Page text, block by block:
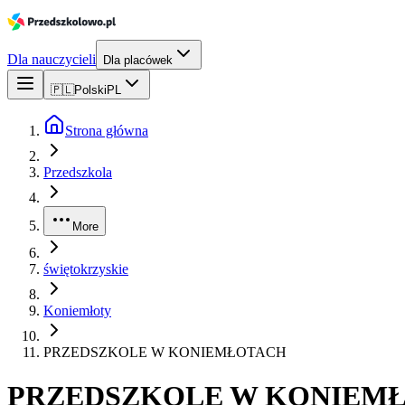
Dla nauczycieli Dla placówek
🇵🇱Polski PL
Strona główna
Przedszkola
More
świętokrzyskie
Koniemłoty
PRZEDSZKOLE W KONIEMŁOTACH
PRZEDSZKOLE W